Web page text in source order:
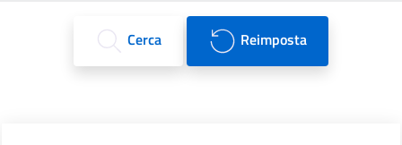
Cerca Reimposta